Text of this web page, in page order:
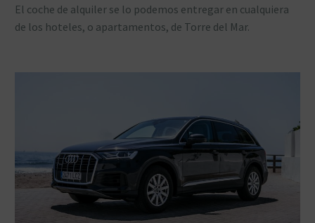
El coche de alquiler se lo podemos entregar en cualquiera
de los hoteles, o apartamentos, de Torre del Mar.